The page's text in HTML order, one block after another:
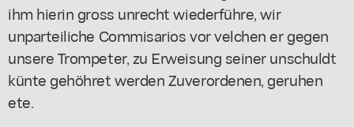
ihm hierin gross unrecht wiederführe, wir
unparteiliche Commisarios vor velchen er gegen
unsere Trompeter, zu Erweisung seiner unschuldt
künte gehöhret werden Zuverordenen, geruhen
ete.